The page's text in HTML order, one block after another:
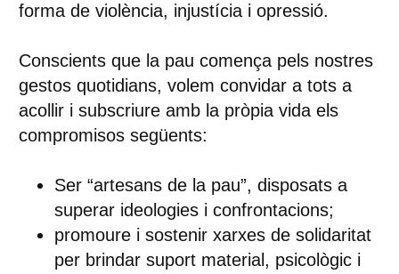
forma de violència, injustícia i opressió.
Conscients que la pau comença pels nostres
gestos quotidians, volem convidar a tots a
acollir i subscriure amb la pròpia vida els
compromisos següents:
Ser “artesans de la pau”, disposats a
superar ideologies i confrontacions;
promoure i sostenir xarxes de solidaritat
per brindar suport material, psicològic i